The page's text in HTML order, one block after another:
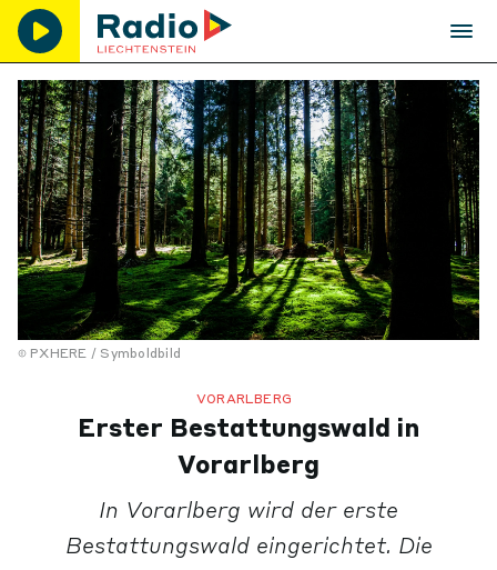
PXHERE / Symboldbild
VORARLBERG
Erster Bestattungswald in
Vorarlberg
In Vorarlberg wird der erste
Bestattungswald eingerichtet. Die